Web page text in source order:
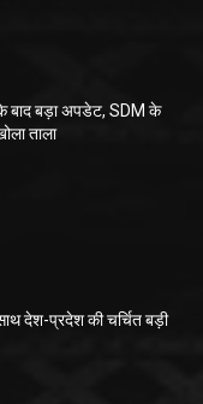
के बाद बड़ा अपडेट, SDM के
ताला
देश-प्रदेश की चर्चित बड़ी